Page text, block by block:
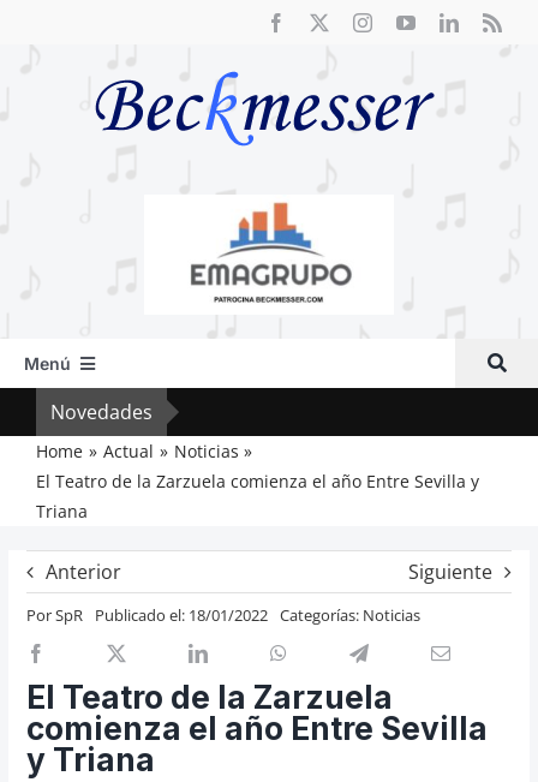
Menú
Inicio
Actual
Artículos
Previos de ópera
Entrevistas
Recomendación
Cosas de Beckmesser
Nosotros y privacidad
Buscar:
Novedades
Home Actual
Noticias
El Teatro de la Zarzuela comienza el año Entre Sevilla y
Triana
Anterior Siguiente
PorSpR Publicado el: 18/01/2022 Categorías: Noticias
El Teatro de la Zarzuela
comienza el año Entre Sevilla
y Triana